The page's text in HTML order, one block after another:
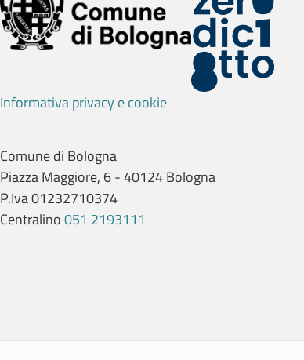
Informativa privacy e cookie
Comune di Bologna
Piazza Maggiore, 6 - 40124 Bologna
P.Iva 01232710374
Centralino051 2193111